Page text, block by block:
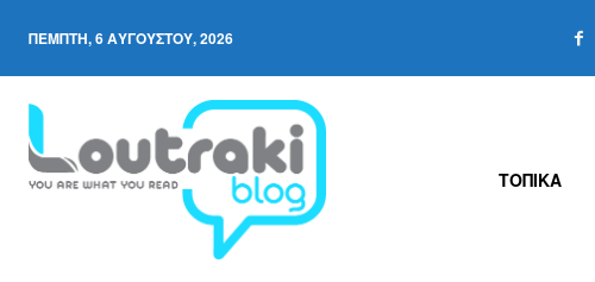
ΠΈΜΠΤΗ, 6 ΑΥΓΟΎΣΤΟΥ, 2026
ΤΟΠΙΚΑ